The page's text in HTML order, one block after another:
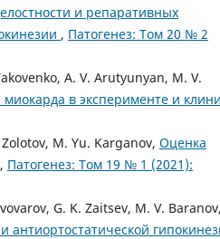
и репаративных
, Патогенез: Том 20 № 2
A. V. Arutyunyan, M. V.
в эксперименте и
M. Yu. Karganov, Оценка
, Патогенез: Том 19 № 1 (2021):
G. K. Zaitsev, M. V.
антиортостатической